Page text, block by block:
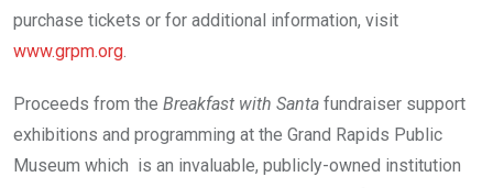
purchase tickets or for additional information, visit
www.grpm.org.
Proceeds from the Breakfast with Santa fundraiser support
exhibitions and programming at the Grand Rapids Public
Museum which is an invaluable, publicly-owned institution